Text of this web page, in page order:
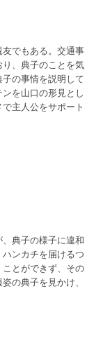
でもある。交通事
、典子のことを気
の事情を説明して
を山口の形見とし
主人公をサポート
典子の様子に違和
ンカチを届けるつ
とができず、その
の典子を見かけ、